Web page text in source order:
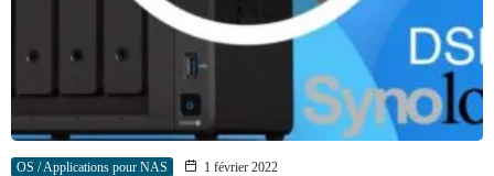
OS / Applications pour NAS 1 février 2022